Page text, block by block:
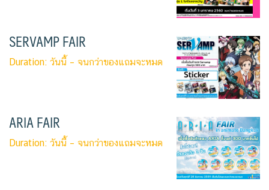
SERVAMP FAIR
Duration: วันนี้ – จนกว่าของแถมจะหมด
ARIA FAIR
Duration: วันนี้ – จนกว่าของแถมจะหมด